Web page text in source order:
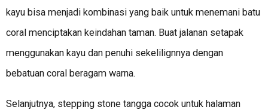
kayu bisa menjadi kombinasi yang baik untuk menemani batu
coral menciptakan keindahan taman. Buat jalanan setapak
menggunakan kayu dan penuhi sekelilignnya dengan
bebatuan coral beragam warna.
Selanjutnya, stepping stone tangga cocok untuk halaman